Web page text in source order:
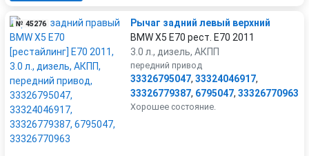
№ 45276
Рычаг задний левый верхний
BMW X5 E70 рест. E70 2011
3.0 л., дизель, АКПП
передний привод
33326795047, 33324046917,
33326779387, 6795047, 33326770963
Хорошее состояние.